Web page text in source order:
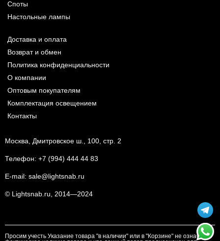
Споты
Настольные лампы
Доставка и оплата
Возврат и обмен
Политика конфиденциальности
О компании
Оптовым покупателям
Комплектация освещением
Контакты
Москва, Дмитровское ш., 100, стр. 2
Телефон: +7 (994) 444 44 83
E-mail: sale@lightsnab.ru
© Lightsnab.ru, 2014—2024
Просим учесть Указание товара "в наличии" или в "Корзине" не означает